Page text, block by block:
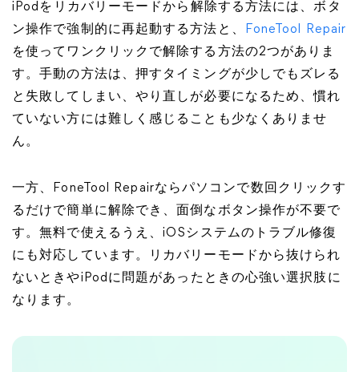
iPodをリカバリーモードから解除する方法には、ボタ
ン操作で強制的に再起動する方法と、 FoneTool Repair
を使ってワンクリックで解除する方法の2つがありま
す。手動の方法は、押すタイミングが少しでもズレる
と失敗してしまい、やり直しが必要になるため、慣れ
ていない方には難しく感じることも少なくありませ
ん。
一方、FoneTool Repairならパソコンで数回クリックす
るだけで簡単に解除でき、面倒なボタン操作が不要で
す。無料で使えるうえ、iOSシステムのトラブル修復
にも対応しています。リカバリーモードから抜けられ
ないときやiPodに問題があったときの心強い選択肢に
なります。